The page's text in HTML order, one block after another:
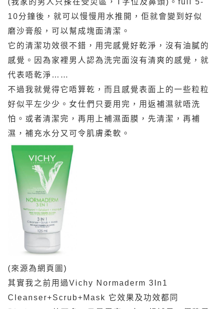
10分鐘後，就可以慢慢用水推開，佢就會變到好似
磨沙膏般，可以幫成塊面清潔。
它的清潔功效很不錯，用完感覺好乾淨，沒有油膩的
感覺。因為家裡男人認為洗完面沒有清爽的感覺，就
代表唔乾淨……
不過我就覺得它唔算乾，而且感覺表面上的一些粒粒
好似平左少少。女仕們只要用完，用返補濕就唔洗
怕。或者清潔完，再用上補濕面膜，先清潔，再補
濕，補充水分又可令肌膚柔軟。
(來源為網頁圖)
其實我之前用過Vichy Normaderm 3In1
Cleanser+Scrub+Mask 它效果及功效都同